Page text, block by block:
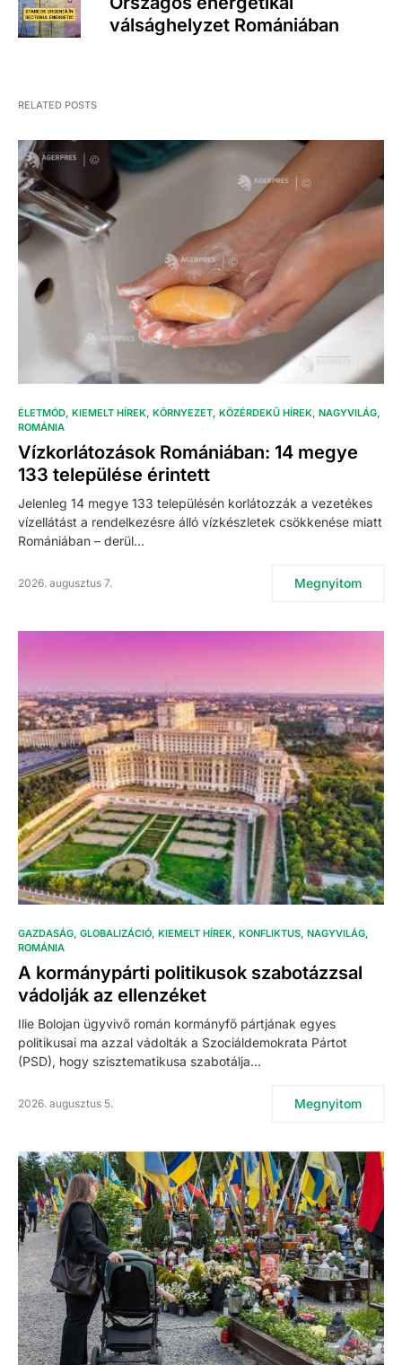
válsághelyzet Romániában
RELATED POSTS
ÉLETMÓD KIEMELT HÍREK KÖRNYEZET KÖZÉRDEKŰ HÍREK NAGYVILÁG
ROMÁNIA
Vízkorlátozások Romániában: 14 megye
133 települése érintett
Jelenleg 14 megye 133 településén korlátozzák a vezetékes
vízellátást a rendelkezésre álló vízkészletek csökkenése miatt
Romániában – derül…
2026. augusztus 7. Megnyitom
GAZDASÁG GLOBALIZÁCIÓ KIEMELT HÍREK KONFLIKTUS NAGYVILÁG
ROMÁNIA
A kormánypárti politikusok szabotázzsal
vádolják az ellenzéket
Ilie Bolojan ügyvivő román kormányfő pártjának egyes
politikusai ma azzal vádolták a Szociáldemokrata Pártot
(PSD), hogy szisztematikusa szabotálja…
2026. augusztus 5. Megnyitom